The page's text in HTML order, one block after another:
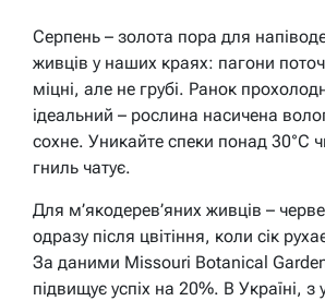
Серпень – золота пора для
живців у наших краях: пагони
міцні, але не грубі. Ранок
ідеальний – рослина насичена
сохне. Уникайте спеки понад 30°C
гниль чатує.
Для м’якодерев’яних живців –
одразу після цвітіння, коли сік
За даними Missouri Botanical
підвищує успіх на 20%. В Україні,